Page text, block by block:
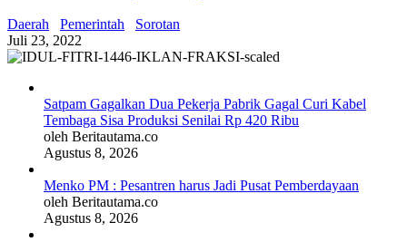
Daerah Pemerintah
Sorotan
Juli 23, 2022
Satpam Gagalkan Dua Pekerja Pabrik Gagal Curi Kabel
Tembaga Sisa Produksi Senilai Rp 420 Ribu
oleh Beritautama.co
Agustus 8, 2026
Menko PM : Pesantren harus Jadi Pusat Pemberdayaan
oleh Beritautama.co
Agustus 8, 2026